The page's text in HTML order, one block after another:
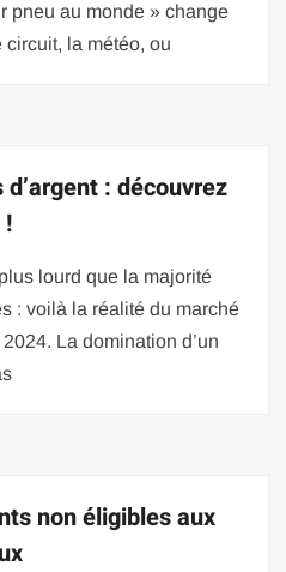
pneu au monde » change
circuit, la météo, ou
: découvrez
lourd que la majorité
: voilà la réalité du marché
La domination d’un
non éligibles aux